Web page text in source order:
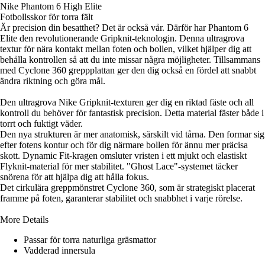
Nike Phantom 6 High Elite
Fotbollsskor för torra fält
Är precision din besatthet? Det är också vår. Därför har Phantom 6
Elite den revolutionerande Gripknit-teknologin. Denna ultragrova
textur för nära kontakt mellan foten och bollen, vilket hjälper dig att
behålla kontrollen så att du inte missar några möjligheter. Tillsammans
med Cyclone 360 greppplattan ger den dig också en fördel att snabbt
ändra riktning och göra mål.
Den ultragrova Nike Gripknit-texturen ger dig en riktad fäste och all
kontroll du behöver för fantastisk precision. Detta material fäster både i
torrt och fuktigt väder.
Den nya strukturen är mer anatomisk, särskilt vid tårna. Den formar sig
efter fotens kontur och för dig närmare bollen för ännu mer präcisa
skott. Dynamic Fit-kragen omsluter vristen i ett mjukt och elastiskt
Flyknit-material för mer stabilitet. "Ghost Lace"-systemet täcker
snörena för att hjälpa dig att hålla fokus.
Det cirkulära greppmönstret Cyclone 360, som är strategiskt placerat
framme på foten, garanterar stabilitet och snabbhet i varje rörelse.
More Details
Passar för torra naturliga gräsmattor
Vadderad innersula